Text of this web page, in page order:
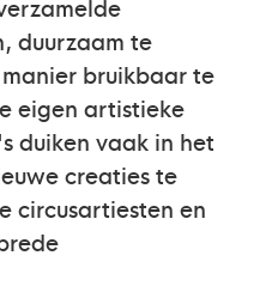
duurzaam te
bruikbaar te
eigen artistieke
duiken vaak in het
creaties te
circusartiesten en